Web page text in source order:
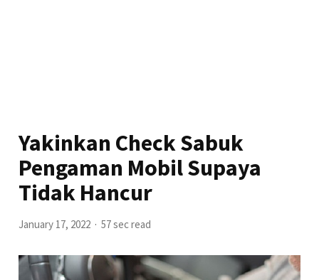
Yakinkan Check Sabuk
Pengaman Mobil Supaya
Tidak Hancur
January 17, 2022 57 sec read